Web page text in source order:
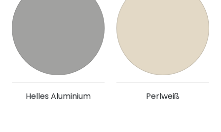
Helles Aluminium Perlweiß